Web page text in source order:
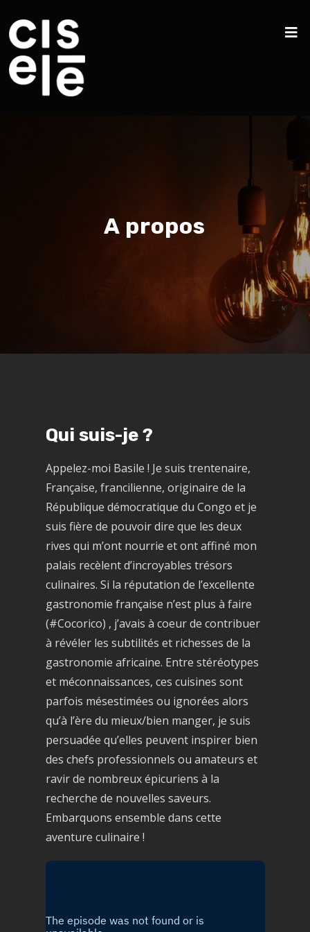
A propos
Qui suis-je ?
Appelez-moi Basile ! Je suis trentenaire,
Française, francilienne, originaire de la
République démocratique du Congo et je
suis fière de pouvoir dire que les deux
rives qui m’ont nourrie et ont affiné mon
palais recèlent d’incroyables trésors
culinaires. Si la réputation de l’excellente
gastronomie française n’est plus à faire
(#Cocorico) , j’avais à coeur de contribuer
à révéler les subtilités et richesses de la
gastronomie africaine. Entre stéréotypes
et méconnaissances, ces cuisines sont
parfois mésestimées ou ignorées alors
qu’à l’ère du mieux/bien manger, je suis
persuadée qu’elles peuvent inspirer bien
des chefs professionnels ou amateurs et
ravir de nombreux épicuriens à la
recherche de nouvelles saveurs.
Embarquons ensemble dans cette
aventure culinaire !